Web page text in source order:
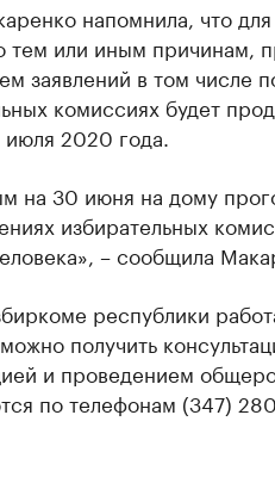
напомнила, что
тем или иным причинам,
заявлений в том числе
комиссиях будет
2020 года.
на 30 июня на дому
избирательных
– сообщила
республики
получить
и проведением
по телефонам (347)